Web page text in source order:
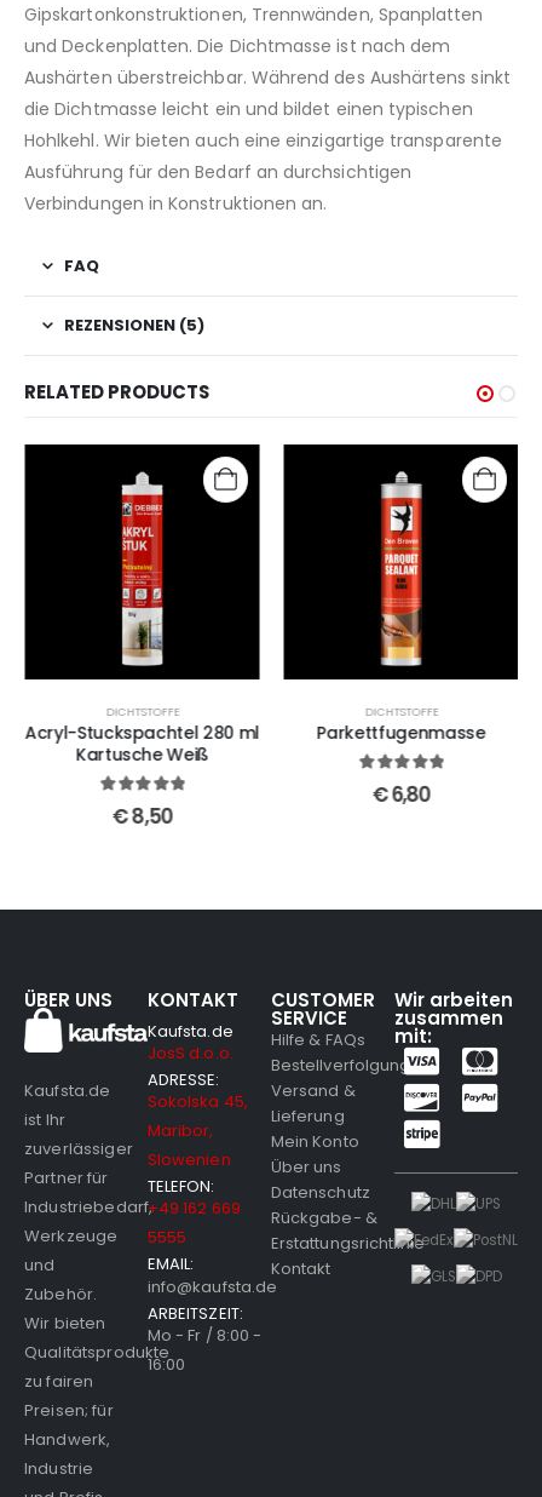
Gipskartonkonstruktionen, Trennwänden, Spanplatten
und Deckenplatten. Die Dichtmasse ist nach dem
Aushärten überstreichbar. Während des Aushärtens sinkt
die Dichtmasse leicht ein und bildet einen typischen
Hohlkehl. Wir bieten auch eine einzigartige transparente
Ausführung für den Bedarf an durchsichtigen
Verbindungen in Konstruktionen an.
FAQ
REZENSIONEN (5)
RELATED PRODUCTS
DICHTSTOFFE
Acryl-Stuckspachtel 280 ml
Kartusche Weiß
out of 5
€8,50
DICHTSTOFFE
Parkettfugenmasse
out of 5
€6,80
ÜBER UNS
Kaufsta.de
ist Ihr
zuverlässiger
Partner für
Industriebedarf,
Werkzeuge
und
Zubehör.
Wir bieten
Qualitätsprodukte
zu fairen
Preisen; für
Handwerk,
Industrie
KONTAKT
Kaufsta.de
JosS d.o.o.
ADRESSE:
Sokolska 45,
Maribor,
Slowenien
TELEFON:
+49 162 669
5555
EMAIL:
info@kaufsta.de
ARBEITSZEIT:
Mo - Fr / 8:00 -
16:00
CUSTOMER
SERVICE
Hilfe & FAQs
Bestellverfolgung
Versand &
Lieferung
Mein Konto
Über uns
Datenschutz
Rückgabe- &
Erstattungsrichtlinie
Kontakt
Wir arbeiten
zusammen
mit: